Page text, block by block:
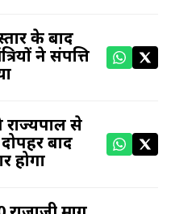
के बाद
ने संपत्ति
राज्यपाल से
बाद
होगा